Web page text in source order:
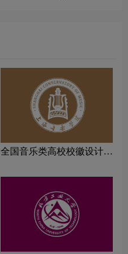
全国音乐类高校校徽设计理